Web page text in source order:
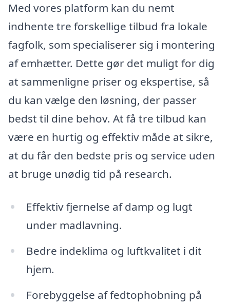
Med vores platform kan du nemt
indhente tre forskellige tilbud fra lokale
fagfolk, som specialiserer sig i montering
af emhætter. Dette gør det muligt for dig
at sammenligne priser og ekspertise, så
du kan vælge den løsning, der passer
bedst til dine behov. At få tre tilbud kan
være en hurtig og effektiv måde at sikre,
at du får den bedste pris og service uden
at bruge unødig tid på research.
Effektiv fjernelse af damp og lugt
under madlavning.
Bedre indeklima og luftkvalitet i dit
hjem.
Forebyggelse af fedtophobning på